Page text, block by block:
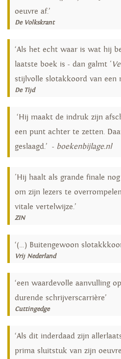
oeuvre af.’
De Volkskrant
‘Als het echt waar is wat hij
laatste boek is - dan galmt '
stijlvolle slotakkoord van een
De Tijd
‘Hij maakt de indruk zijn
een punt achter te zetten.
geslaagd.’ - boekenbijlage.nl
'Hij haalt als grande finale
om zijn lezers te
vitale vertelwijze.’
ZIN
‘(…) Buitengewoon
Vrij Nederland
‘een waardevolle aanvulling
durende schrijverscarrière’
Cuttingedge
‘Als dit inderdaad zijn
prima sluitstuk van zijn